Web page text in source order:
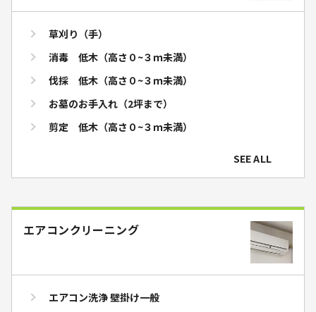
草刈り（手）
消毒 低木（高さ０~３ｍ未満）
伐採 低木（高さ０~３ｍ未満）
お墓のお手入れ（2坪まで）
剪定 低木（高さ０~３ｍ未満）
SEE ALL
エアコンクリーニング
エアコン洗浄 壁掛け一般